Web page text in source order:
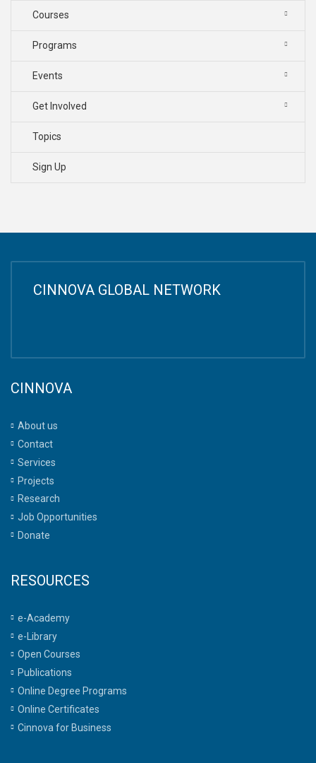
Courses
Programs
Events
Get Involved
Topics
Sign Up
CINNOVA GLOBAL NETWORK
CINNOVA
About us
Contact
Services
Projects
Research
Job Opportunities
Donate
RESOURCES
e-Academy
e-Library
Open Courses
Publications
Online Degree Programs
Online Certificates
Cinnova for Business